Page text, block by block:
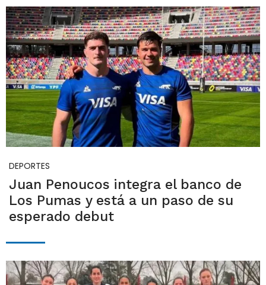
DEPORTES
Juan Penoucos integra el banco de
Los Pumas y está a un paso de su
esperado debut